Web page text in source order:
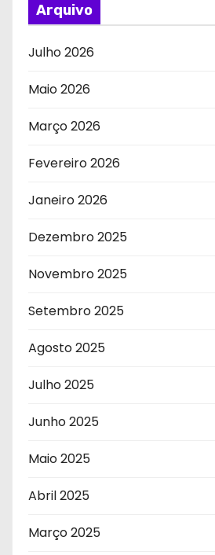
Arquivo
Julho 2026
Maio 2026
Março 2026
Fevereiro 2026
Janeiro 2026
Dezembro 2025
Novembro 2025
Setembro 2025
Agosto 2025
Julho 2025
Junho 2025
Maio 2025
Abril 2025
Março 2025